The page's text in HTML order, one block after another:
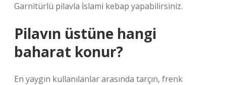
Garnitürlü pilavla İslami kebap yapabilirsiniz.
Pilavın üstüne hangi
baharat konur?
En yaygın kullanılanlar arasında tarçın, frenk